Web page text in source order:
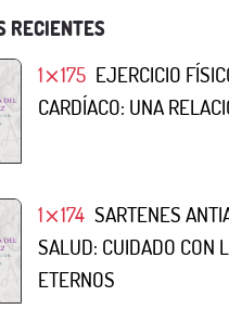
RECIENTES
1⨯175 EJERCICIO
CARDÍACO: UNA
1⨯174 SARTENES
SALUD: CUIDADO CON
ETERNOS